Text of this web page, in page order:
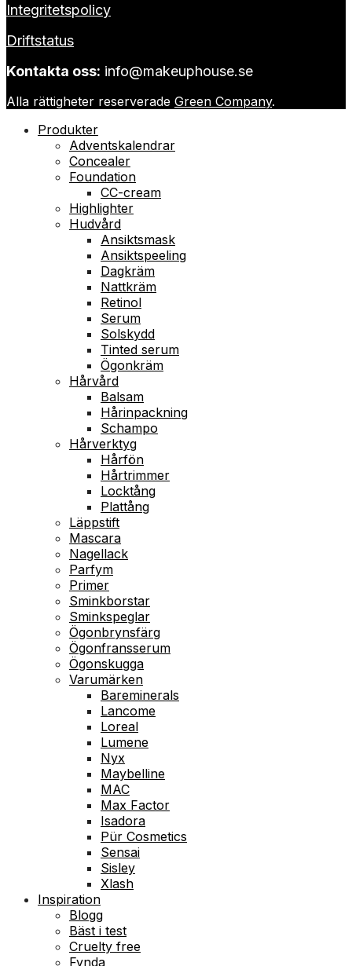
Integritetspolicy
Driftstatus
Kontakta oss: info@makeuphouse.se
Alla rättigheter reserverade Green Company.
Produkter
Adventskalendrar
Concealer
Foundation
CC-cream
Highlighter
Hudvård
Ansiktsmask
Ansiktspeeling
Dagkräm
Nattkräm
Retinol
Serum
Solskydd
Tinted serum
Ögonkräm
Hårvård
Balsam
Hårinpackning
Schampo
Hårverktyg
Hårfön
Hårtrimmer
Locktång
Plattång
Läppstift
Mascara
Nagellack
Parfym
Primer
Sminkborstar
Sminkspeglar
Ögonbrynsfärg
Ögonfransserum
Ögonskugga
Varumärken
Bareminerals
Lancome
Loreal
Lumene
Nyx
Maybelline
MAC
Max Factor
Isadora
Pür Cosmetics
Sensai
Sisley
Xlash
Inspiration
Blogg
Bäst i test
Cruelty free
Fynda